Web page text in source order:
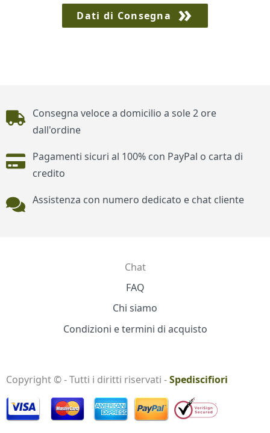
Dati di Consegna
Piè di pagina
Consegna veloce a domicilio a sole 2 ore
dall'ordine
Pagamenti sicuri al 100% con PayPal o carta di
credito
Assistenza con numero dedicato e chat cliente
Chat
FAQ
Chi siamo
Condizioni e termini di acquisto
Copyright © - Tutti i diritti riservati -Spediscifiori